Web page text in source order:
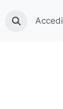
Dove siamoAccedi